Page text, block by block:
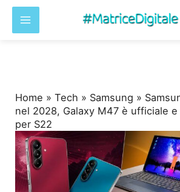
Home »Tech » Samsung »
nel 2028, Galaxy M47 è ufficiale e
per S22